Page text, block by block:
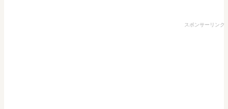
スポンサーリンク